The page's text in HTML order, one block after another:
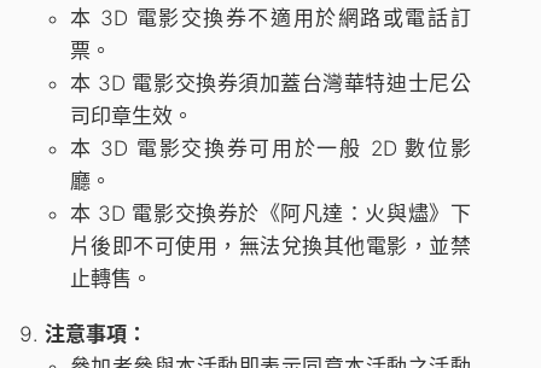
本 3D 電影交換券不適用於網路或電話訂
票。
本 3D 電影交換券須加蓋台灣華特迪士尼公
司印章生效。
本 3D 電影交換券可用於一般 2D 數位影
廳。
本 3D 電影交換券於《阿凡達：火與燼》下
片後即不可使用，無法兌換其他電影，並禁
止轉售。
注意事項：